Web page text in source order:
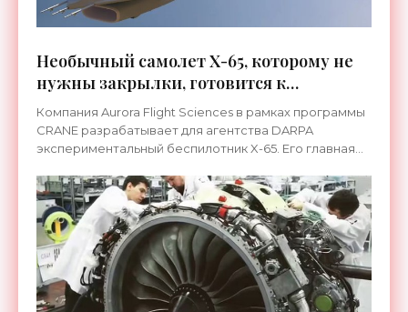
Необычный самолет Х-65, которому не
нужны закрылки, готовится к
испытаниям - «Техника»
Компания Aurora Flight Sciences в рамках программы
CRANE разрабатывает для агентства DARPA
экспериментальный беспилотник X-65. Его главная
подвижных